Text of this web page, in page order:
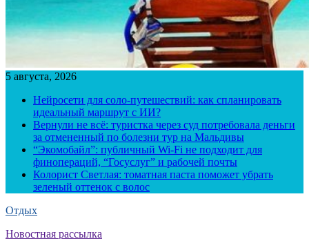
5 августа, 2026
Нейросети для соло-путешествий: как спланировать
идеальный маршрут с ИИ?
Вернули не всё: туристка через суд потребовала деньги
за отмененный по болезни тур на Мальдивы
“Экомобайл”: публичный Wi-Fi не подходит для
финопераций, “Госуслуг” и рабочей почты
Колорист Светлая: томатная паста поможет убрать
зеленый оттенок с волос
Отдых
Новостная рассылка